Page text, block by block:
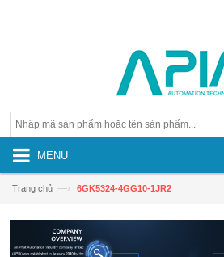
MENU
Trang chủ —› 6GK5324-4GG10-1JR2